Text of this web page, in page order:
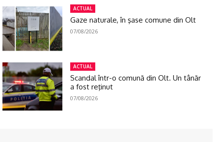
ACTUAL
Gaze naturale, în şase comune din Olt
07/08/2026
ACTUAL
Scandal într-o comună din Olt. Un tânăr
a fost reţinut
07/08/2026